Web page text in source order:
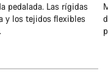
pedalada. Las rígidas
y los tejidos flexibles